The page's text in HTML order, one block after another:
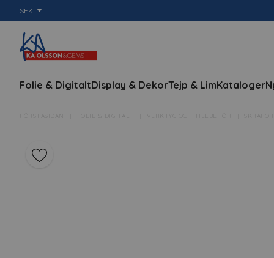
SEK
Folie & DigitaltDisplay & DekorTejp & LimKataloger
FÖRSTASIDAN FOLIE & DIGITALT VERKTYG OCH TILLBEHÖR